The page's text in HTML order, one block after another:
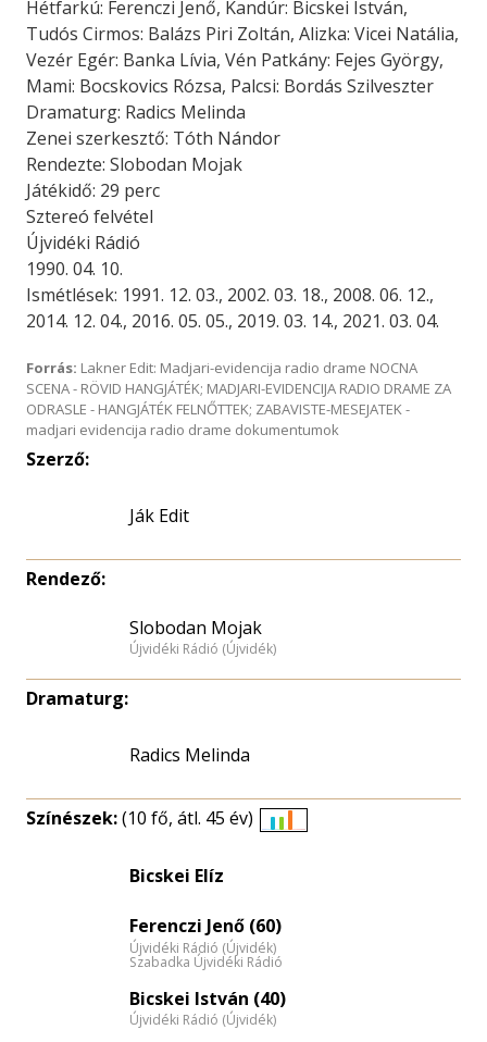
Hétfarkú: Ferenczi Jenő, Kandúr: Bicskei István,
Tudós Cirmos: Balázs Piri Zoltán, Alizka: Vicei Natália,
Vezér Egér: Banka Lívia, Vén Patkány: Fejes György,
Mami: Bocskovics Rózsa, Palcsi: Bordás Szilveszter
Dramaturg: Radics Melinda
Zenei szerkesztő: Tóth Nándor
Rendezte: Slobodan Mojak
Játékidő: 29 perc
Sztereó felvétel
Újvidéki Rádió
1990. 04. 10.
Ismétlések: 1991. 12. 03., 2002. 03. 18., 2008. 06. 12.,
2014. 12. 04., 2016. 05. 05., 2019. 03. 14., 2021. 03. 04.
Forrás: Lakner Edit: Madjari-evidencija radio drame NOCNA
SCENA - RÖVID HANGJÁTÉK; MADJARI-EVIDENCIJA RADIO DRAME ZA
ODRASLE - HANGJÁTÉK FELNŐTTEK; ZABAVISTE-MESEJATEK -
madjari evidencija radio drame dokumentumok
Szerző:
Ják Edit
Rendező:
Slobodan Mojak
Újvidéki Rádió (Újvidék)
Dramaturg:
Radics Melinda
Színészek:(10 fő, átl. 45 év)
Bicskei Elíz
Ferenczi Jenő (60)
Újvidéki Rádió (Újvidék)
Szabadka Újvidéki Rádió
Bicskei István (40)
Újvidéki Rádió (Újvidék)